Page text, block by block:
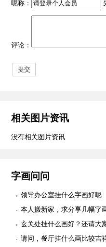
呢称：
评论：
相关图片资讯
没有相关图片资讯
字画问问
领导办公室挂什么字画好呢
本人搬新家，求分享几幅字
玄关处挂什么画好？还请大
适合么？
请问，餐厅挂什么画比较吉